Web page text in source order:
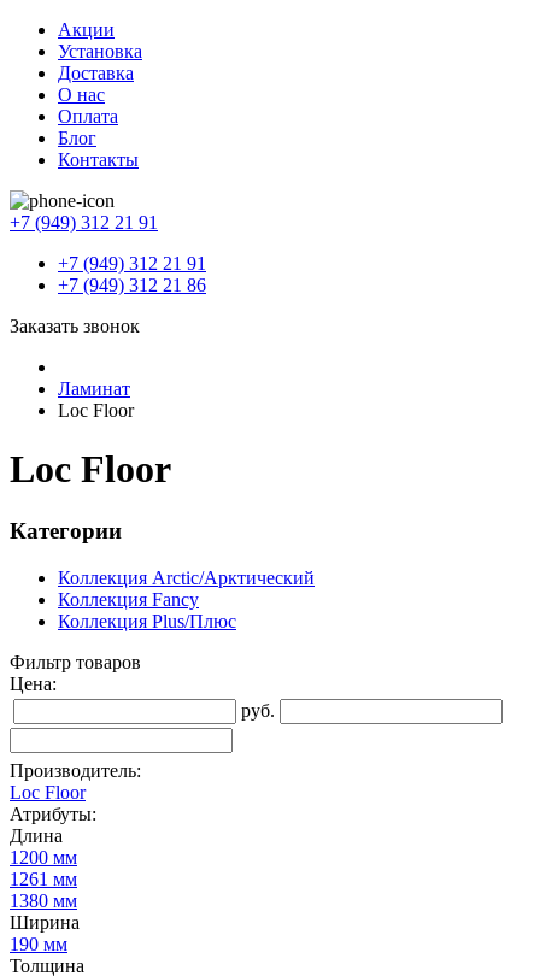
Акции
Установка
Доставка
О нас
Оплата
Блог
Контакты
+7 (949) 312 21 91
+7 (949) 312 21 91
+7 (949) 312 21 86
Заказать звонок
Ламинат
Loc Floor
Loc Floor
Категории
Коллекция Arctic/Арктический
Коллекция Fancy
Коллекция Plus/Плюс
Фильтр товаров
Цена:
руб.
Производитель:
Loc Floor
Атрибуты:
Длина
1200 мм
1261 мм
1380 мм
Ширина
190 мм
Толщина